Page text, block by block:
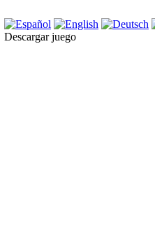
Descargar juego